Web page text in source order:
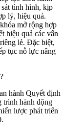
tình hình, kịp
lý, hiệu quả.
mở rộng hợp
hiệu quả các vấn
lẻ. Đặc biệt,
tục nỗ lực nâng
hành Quyết định
hành động
lược phát triển